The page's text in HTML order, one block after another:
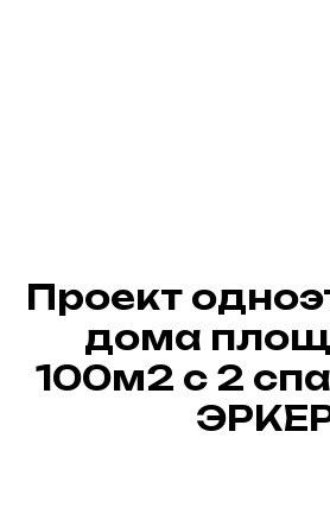
Проект
дома
100м2 с 2